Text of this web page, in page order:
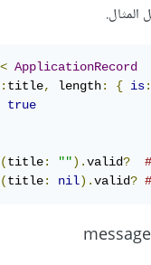
< ApplicationRecord
: title, length: { is:
true
(title: "").valid?
(title: nil).valid?